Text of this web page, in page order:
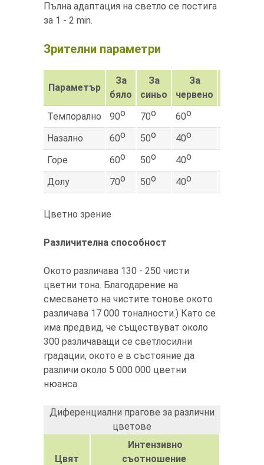
Пълна адаптация на светло се постига
за 1 - 2 min.
Зрителни параметри
Параметър
За
бяло
За
синьо
За
червено
Темпорално
90о 70о 60о
Назално 60о 50о 40о
Горе 60о 50о 40о
Долу 70о 50о 40о
Цветно зрение
Различителна способност
Окото различава 130 - 250 чисти
цветни тона. Благодарение на
смесването на чистите тонове окото
различава 17 000 тоналности.) Като се
има предвид, че съществуват около
300 различаващи се светлосилни
градации, окото е в състояние да
различи около 5 000 000 цветни
нюанса.
Диференциални прагове за различни
цветове
Цвят
Интензивно
съотношение